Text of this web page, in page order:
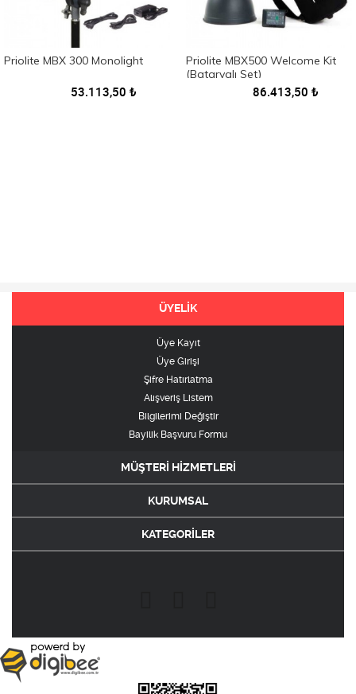
Priolite MBX 300 Monolight
53.113,50 ₺
Priolite MBX500 Welcome Kit
(Bataryalı Set)
86.413,50 ₺
ÜYELİK
Üye Kayıt
Üye Girişi
Şifre Hatırlatma
Alışveriş Listem
Bilgilerimi Değiştir
Bayilik Başvuru Formu
MÜŞTERİ HİZMETLERİ
KURUMSAL
KATEGORİLER